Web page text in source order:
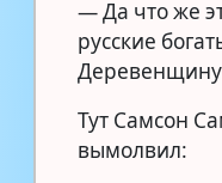
— Да что же
русские
Тут Самсон
вымолвил: